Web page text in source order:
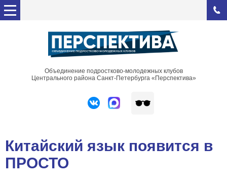
Объединение подростково-молодежных клубов
Центрального района Санкт-Петербурга «Перспектива»
Китайский язык появится в
ПРОСТО